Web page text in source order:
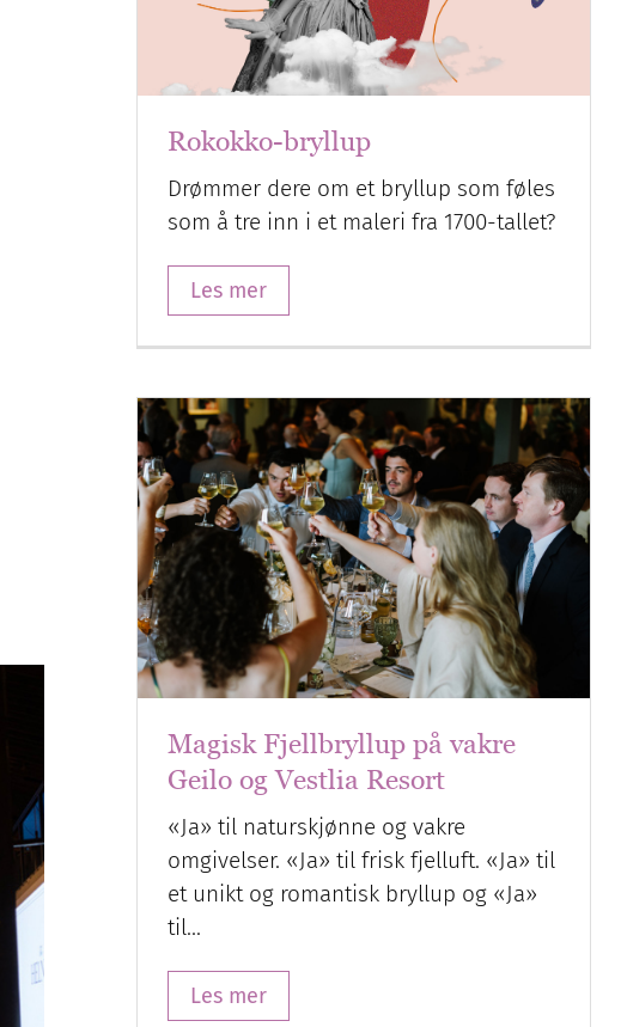
Rokokko-bryllup
Drømmer dere om et bryllup som føles
som å tre inn i et maleri fra 1700-tallet?
Les mer
Magisk Fjellbryllup på vakre
Geilo og Vestlia Resort
«Ja» til naturskjønne og vakre
omgivelser. «Ja» til frisk fjelluft. «Ja» til
et unikt og romantisk bryllup og «Ja»
til…
Les mer